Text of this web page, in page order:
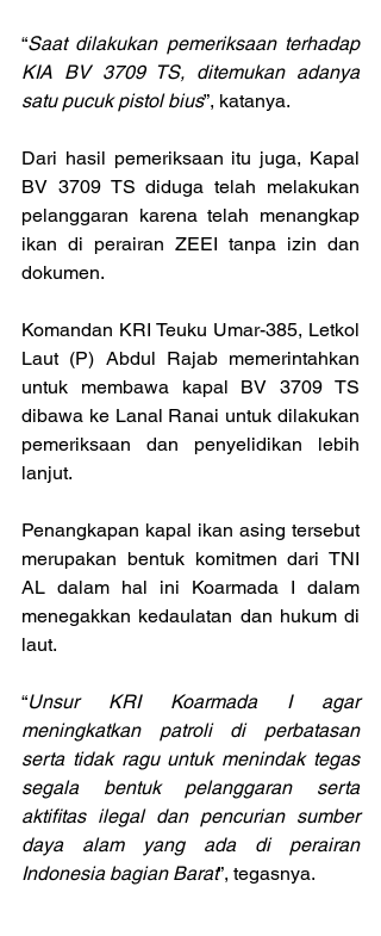
“Saat dilakukan pemeriksaan terhadap
KIA BV 3709 TS, ditemukan adanya
satu pucuk pistol bius”, katanya.
Dari hasil pemeriksaan itu juga, Kapal
BV 3709 TS diduga telah melakukan
pelanggaran karena telah menangkap
ikan di perairan ZEEI tanpa izin dan
dokumen.
Komandan KRI Teuku Umar-385, Letkol
Laut (P) Abdul Rajab memerintahkan
untuk membawa kapal BV 3709 TS
dibawa ke Lanal Ranai untuk dilakukan
pemeriksaan dan penyelidikan lebih
lanjut.
Penangkapan kapal ikan asing tersebut
merupakan bentuk komitmen dari TNI
AL dalam hal ini Koarmada I dalam
menegakkan kedaulatan dan hukum di
laut.
“Unsur KRI Koarmada I agar
meningkatkan patroli di perbatasan
serta tidak ragu untuk menindak tegas
segala bentuk pelanggaran serta
aktifitas ilegal dan pencurian sumber
daya alam yang ada di perairan
Indonesia bagian Barat”, tegasnya.